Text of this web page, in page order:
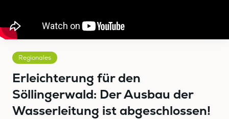
Regionales
Erleichterung für den
Söllingerwald: Der Ausbau der
Wasserleitung ist abgeschlossen!